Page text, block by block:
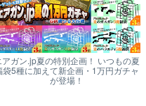
アガン.jp夏の特別企画！ いつもの夏
袋5種に加えて新企画・1万円ガチャ
が登場！